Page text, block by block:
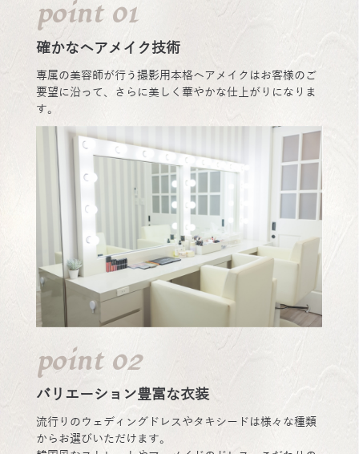
point 01
確かなヘアメイク技術
専属の美容師が行う撮影用本格ヘアメイクはお客様のご
要望に沿って、さらに美しく華やかな仕上がりになりま
す。
point 02
バリエーション豊富な衣装
流行りのウェディングドレスやタキシードは様々な種類
からお選びいただけます。